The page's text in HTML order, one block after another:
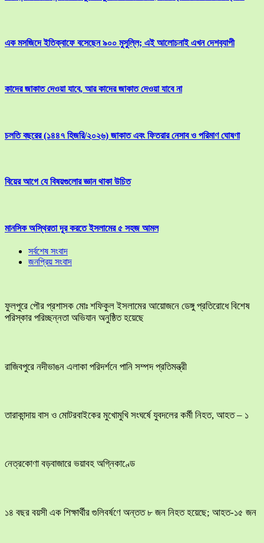
এক মসজিদে ইতিক্বাফে বসেছেন ৯০০ মুসুল্লি; এই আলোচনাই এখন দেশব‍্যাপী
কাদের জাকাত দেওয়া যাবে, আর কাদের জাকাত দেওয়া যাবে না
চলতি বছরের (১৪৪৭ হিজরি/২০২৬) জাকাত এবং ফিতরার নেসাব ও পরিমাণ ঘোষণা
বিয়ের আগে যে বিষয়গুলোর জ্ঞান থাকা উচিত
মানসিক অস্থিরতা দূর করতে ইসলামের ৫ সহজ আমল
সর্বশেষ সংবাদ
জনপ্রিয় সংবাদ
ফুলপুরে পৌর প্রশাসক মোঃ শফিকুল ইসলামের আয়োজনে ডেঙ্গু প্রতিরোধে বিশেষ
পরিস্কার পরিচ্ছন্নতা অভিযান অনুষ্ঠিত হয়েছে
রাজিবপুরে নদীভাঙন এলাকা পরিদর্শনে পানি সম্পদ প্রতিমন্ত্রী
তারাকান্দায় বাস ও মোটরবাইকের মুখোমুখি সংঘর্ষে যুবদলের কর্মী নিহত, আহত – ১
নেত্রকোণা বড়বাজারে ভয়াবহ অগ্নিকাণ্ডে
১৪ বছর বয়সী এক শিক্ষার্থীর গুলিবর্ষণে অন্তত ৮ জন নিহত হয়েছে; আহত-১৫ জন